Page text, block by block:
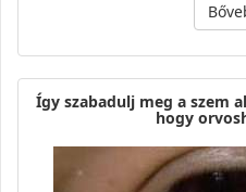
Így szabadulj meg a szem
hogy